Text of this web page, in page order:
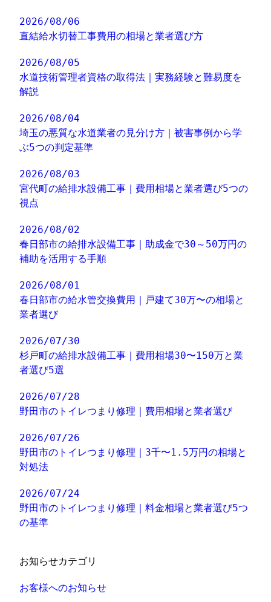
2026/08/06
直結給水切替工事費用の相場と業者選び方
2026/08/05
水道技術管理者資格の取得法｜実務経験と難易度を
解説
2026/08/04
埼玉の悪質な水道業者の見分け方｜被害事例から学
ぶ5つの判定基準
2026/08/03
宮代町の給排水設備工事｜費用相場と業者選び5つの
視点
2026/08/02
春日部市の給排水設備工事｜助成金で30～50万円の
補助を活用する手順
2026/08/01
春日部市の給水管交換費用｜戸建て30万〜の相場と
業者選び
2026/07/30
杉戸町の給排水設備工事｜費用相場30〜150万と業
者選び5選
2026/07/28
野田市のトイレつまり修理｜費用相場と業者選び
2026/07/26
野田市のトイレつまり修理｜3千〜1.5万円の相場と
対処法
2026/07/24
野田市のトイレつまり修理｜料金相場と業者選び5つ
の基準
お知らせカテゴリ
お客様へのお知らせ